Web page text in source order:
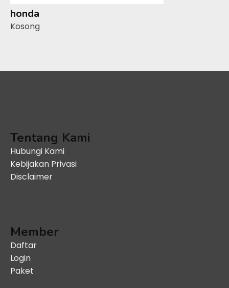
honda
Kosong
Tentang Kami
Hubungi Kami
Kebijakan Privasi
Disclaimer
Member
Daftar
Login
Paket